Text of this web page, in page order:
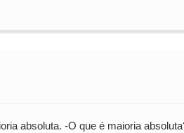
absoluta. -O que é maioria